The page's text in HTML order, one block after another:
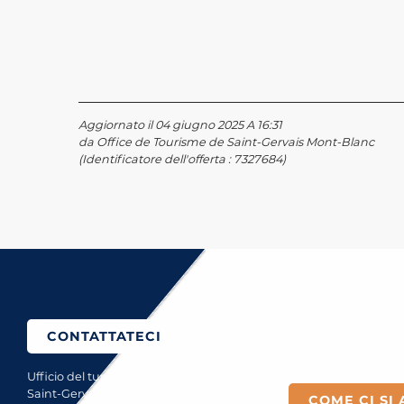
Aggiornato il 04 giugno 2025 A 16:31
da Office de Tourisme de Saint-Gervais Mont-Blanc
(Identificatore dell'offerta : 7327684)
ci si arriva?
CONTATTATECI
Ufficio del turismo di
Saint-Gervais Mont-Blanc
COME CI SI